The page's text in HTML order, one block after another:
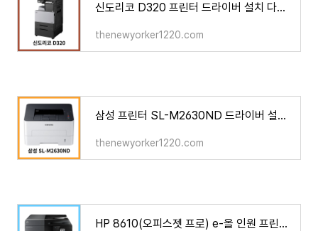
신도리코 D320 프린터 드라이버 설치 다운로드
thenewyorker1220.com
삼성 프린터 SL-M2630ND 드라이버 설치 다운로드
thenewyorker1220.com
HP 8610(오피스젯 프로) e-올 인원 프린터 드라이버 설치 다운로드